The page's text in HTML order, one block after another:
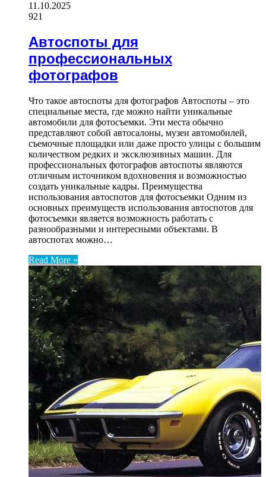
11.10.2025
921
Автоспоты для
профессиональных
фотографов
Что такое автоспоты для фотографов Автоспоты – это
специальные места, где можно найти уникальные
автомобили для фотосъемки. Эти места обычно
представляют собой автосалоны, музеи автомобилей,
съемочные площадки или даже просто улицы с большим
количеством редких и эксклюзивных машин. Для
профессиональных фотографов автоспоты являются
отличным источником вдохновения и возможностью
создать уникальные кадры. Преимущества
использования автоспотов для фотосъемки Одним из
основных преимуществ использования автоспотов для
фотосъемки является возможность работать с
разнообразными и интересными объектами. В
автоспотах можно…
Read More »